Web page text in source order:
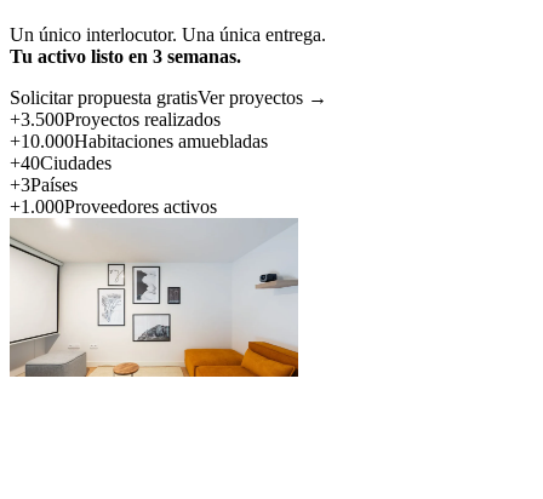
Un único interlocutor. Una única entrega.
Tu activo listo en 3 semanas.
Solicitar propuesta gratisVer proyectos →
+3.500Proyectos realizados
+10.000Habitaciones amuebladas
+40Ciudades
+3Países
+1.000Proveedores activos